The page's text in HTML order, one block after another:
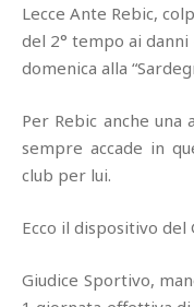
Lecce Ante Rebic,
del 2° tempo ai
domenica alla
Per Rebic anche una
sempre accade in
club per lui.
Ecco il dispositivo del
Giudice Sportivo,